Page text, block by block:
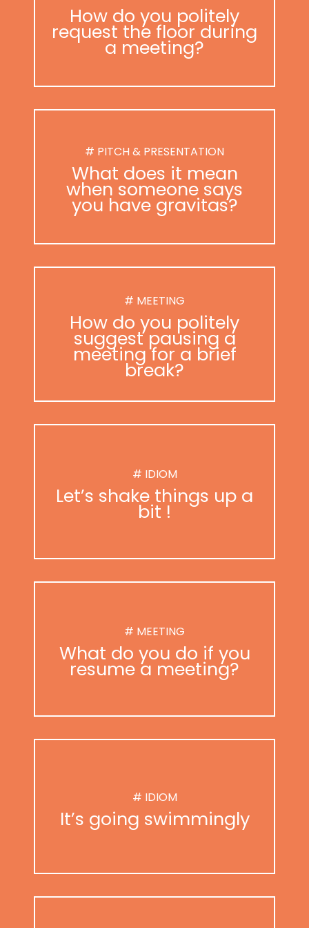
How do you politely
request the floor during
a meeting?
# PITCH & PRESENTATION
What does it mean
when someone says
you have gravitas?
# MEETING
How do you politely
suggest pausing a
meeting for a brief
break?
# IDIOM
Let’s shake things up a
bit !
# MEETING
What do you do if you
resume a meeting?
# IDIOM
It’s going swimmingly